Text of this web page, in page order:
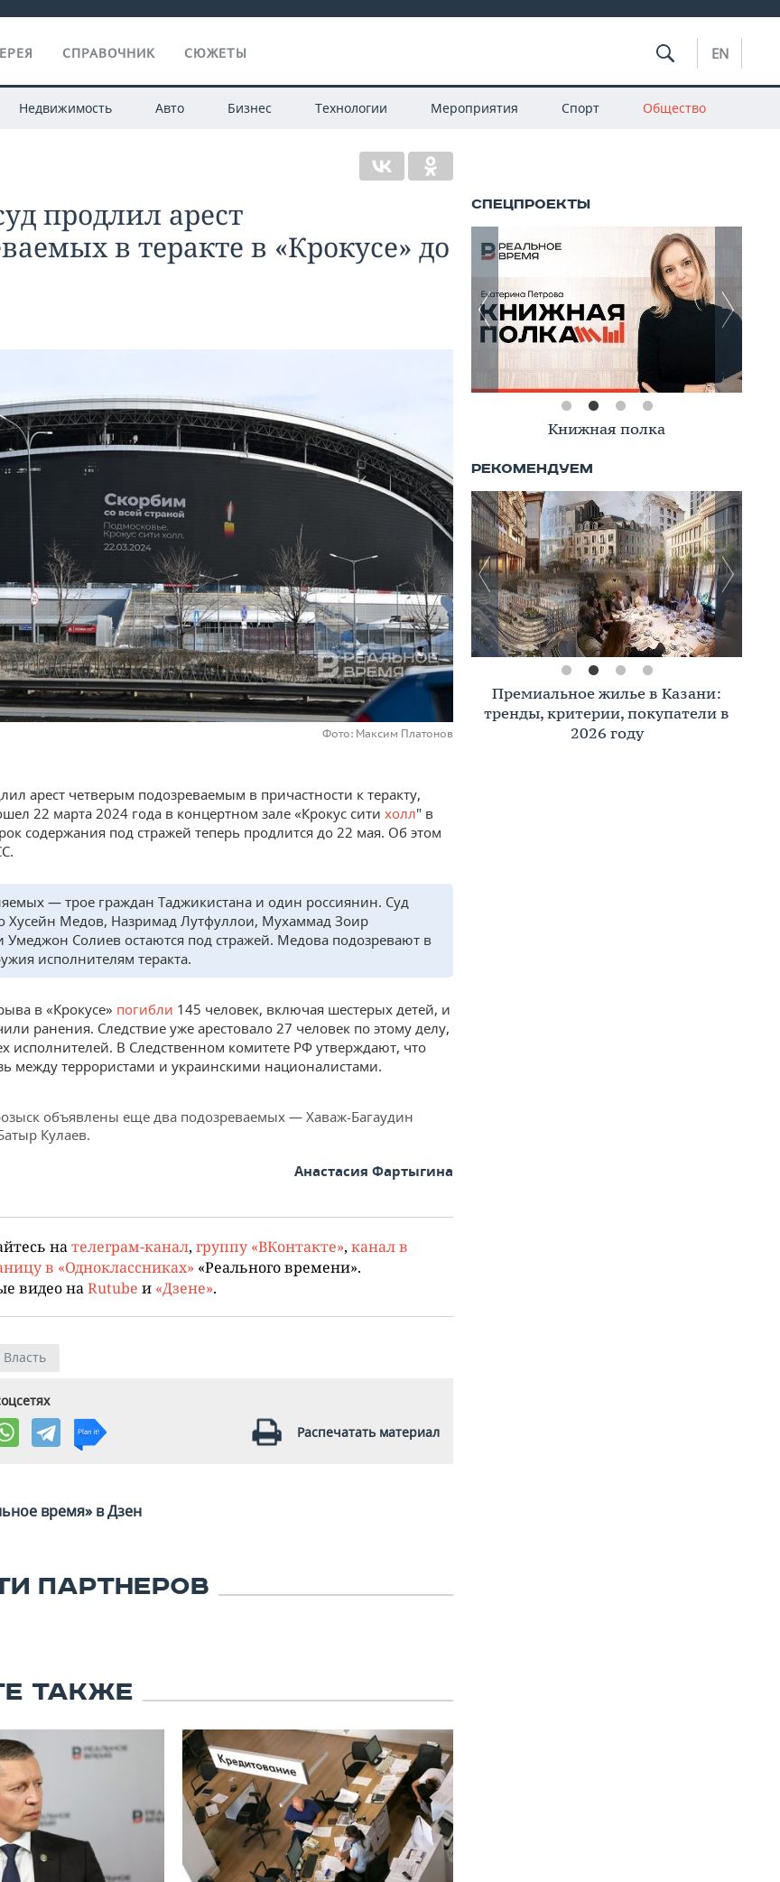
СПРАВОЧНИК СЮЖЕТЫ EN
Недвижимость Авто Бизнес Технологии Мероприятия Спорт Общество
продлил арест
в теракте в «Крокусе» до
Фото: Максим Платонов
арест четверым подозреваемым в причастности к теракту,
22 марта 2024 года в концертном зале «Крокус сити холл" в
содержания под стражей теперь продлится до 22 мая. Об этом
— трое граждан Таджикистана и один россиянин. Суд
Хусейн Медов, Назримад Лутфуллои, Мухаммад Зоир
Солиев остаются под стражей. Медова подозревают в
исполнителям теракта.
в «Крокусе» погибли 145 человек, включая шестерых детей, и
ранения. Следствие уже арестовало 27 человек по этому делу,
исполнителей. В Следственном комитете РФ утверждают, что
между террористами и украинскими националистами.
объявлены еще два подозреваемых — Хаваж-Багаудин
Кулаев.
Анастасия Фартыгина
нателеграм-канал, группу «ВКонтакте», канал в
в «Одноклассниках» «Реального времени».
видео наRutube и «Дзене».
Власть
Распечатать материал
время» в Дзен
ПАРТНЕРОВ
ТАКЖЕ
Книжная полка
Премиальное жилье в Казани:
тренды, критерии, покупатели в
2026 году